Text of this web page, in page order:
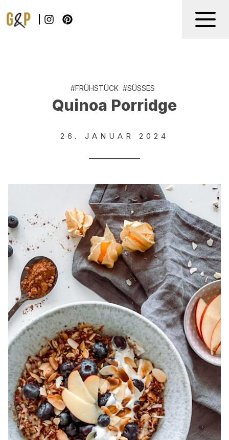
#FRÜHSTÜCK #SÜSSES
Quinoa Porridge
26. JANUAR 2024